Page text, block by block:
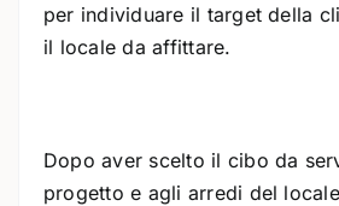
per individuare il target della
il locale da affittare.
Dopo aver scelto il cibo da
progetto e agli arredi del